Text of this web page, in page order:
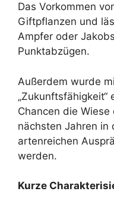
Das Vorkommen
Giftpflanzen und
Ampfer oder
Punktabzügen.
Außerdem wurde
„Zukunftsfähigkeit“
Chancen die
nächsten Jahren in
artenreichen
werden.
Kurze